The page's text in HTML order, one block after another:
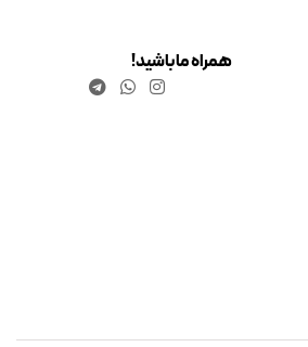
همراه ما باشید!